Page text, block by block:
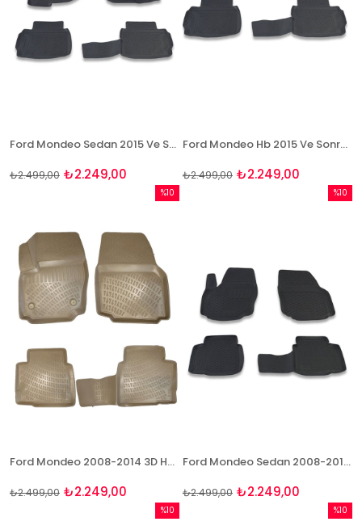
Ford Mondeo Sedan 2015 Ve Sonrası 3D Paspas Takımı Bizymo
₺2.249,00
₺2.499,00
Ford Mondeo Hb 2015 Ve Sonrası 3D Paspas Takımı Bizymo
₺2.249,00
₺2.499,00
Ford Mondeo 2008-2014 3D Havuzlu Bej Paspas Bizymo
₺2.249,00
₺2.499,00
%10
Ford Mondeo Sedan 2008-2014 3D Paspas Takımı Bizymo
₺2.249,00
₺2.499,00
%10
%10
%10